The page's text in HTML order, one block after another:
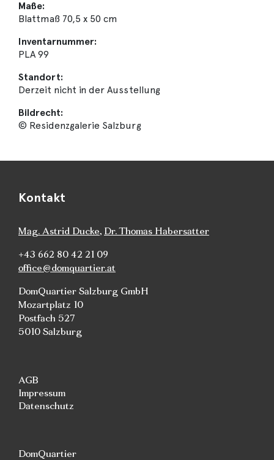
Maße:
Blattmaß 70,5 x 50 cm
Inventarnummer:
PLA 99
Standort:
Derzeit nicht in der Ausstellung
Bildrecht:
© Residenzgalerie Salzburg
Kontakt
Mag. Astrid Ducke, Dr. Thomas Habersatter
+43 662 80 42 21 09
office@domquartier.at
DomQuartier Salzburg GmbH
Mozartplatz 10
Postfach 527
5010 Salzburg
AGB
Impressum
Datenschutz
DomQuartier